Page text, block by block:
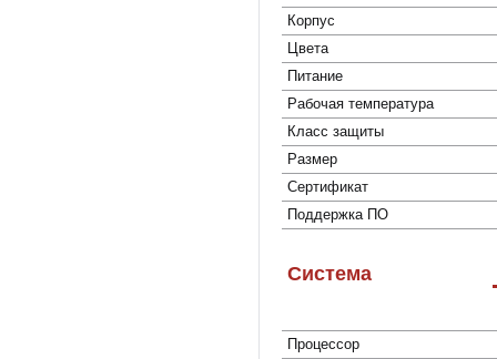
Корпус
Цвета
Питание
Рабочая температура
Класс защиты
Размер
Сертификат
Поддержка ПО
Система
Процессор